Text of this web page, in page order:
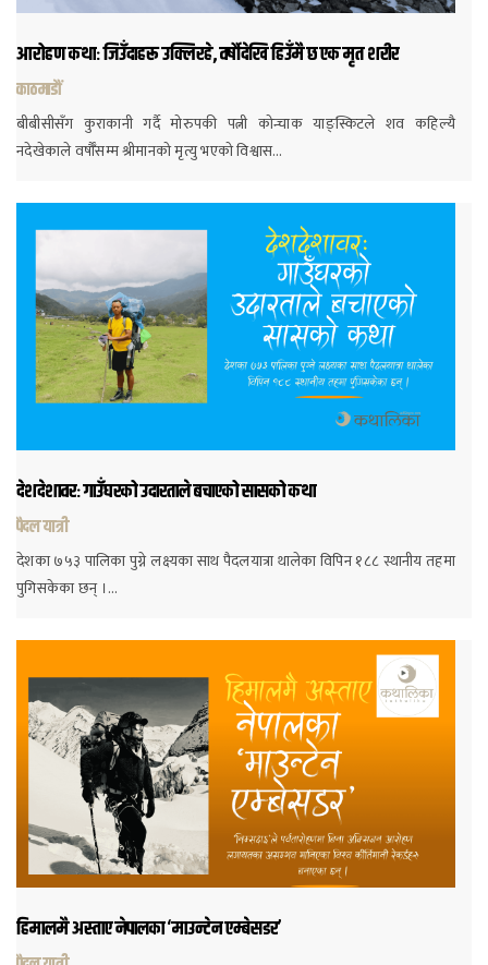
आरोहण कथाः जिउँदाहरू उक्लिरहे, वर्षौदेखि हिउँमै छ एक मृत शरीर
काठमाडौं
बीबीसीसँग कुराकानी गर्दै मोरुपकी पत्नी कोन्चाक याङ्स्किटले शव कहिल्यै
नदेखेकाले वर्षौँसम्म श्रीमानको मृत्यु भएको विश्वास…
देशदेशावरः गाउँघरको उदारताले बचाएको सासको कथा
पैदल यात्री
देशका ७५३ पालिका पुग्ने लक्ष्यका साथ पैदलयात्रा थालेका विपिन १८८ स्थानीय तहमा
पुगिसकेका छन् ।…
हिमालमै अस्ताए नेपालका ‘माउन्टेन एम्बेसडर’